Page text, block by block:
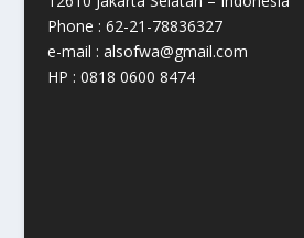
Phone : 62-21-78836327
e-mail : alsofwa@gmail.com
HP : 0818 0600 8474